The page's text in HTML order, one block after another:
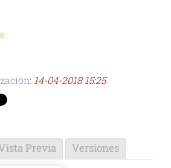
14-04-2018 15:25
Previa Versiones